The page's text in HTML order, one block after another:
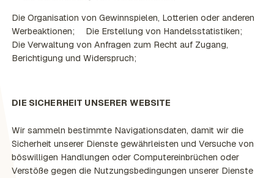
Die Organisation von Gewinnspielen, Lotterien oder anderen
Werbeaktionen; Die Erstellung von Handelsstatistiken;
Die Verwaltung von Anfragen zum Recht auf Zugang,
Berichtigung und Widerspruch;
DIE SICHERHEIT UNSERER WEBSITE
Wir sammeln bestimmte Navigationsdaten, damit wir die
Sicherheit unserer Dienste gewährleisten und Versuche von
böswilligen Handlungen oder Computereinbrüchen oder
Verstöße gegen die Nutzungsbedingungen unserer Dienste